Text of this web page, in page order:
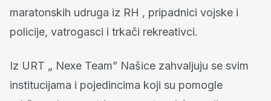
maratonskih udruga iz RH , pripadnici vojske i
policije, vatrogasci i trkači rekreativci.
Iz URT „ Nexe Team” Našice zahvaljuju se svim
institucijama i pojedincima koji su pomogle